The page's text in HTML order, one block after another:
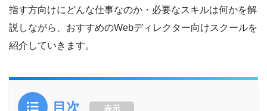
経歴
2013年｜KENスクール Webデザインコース受講（大学在学
2016年｜スマートキャンプ株式会社 メディア事業部 ビジネ
指す方向けにどんな仕事なのか・必要なスキルは何かを解
説しながら、おすすめのWebディレクター向けスクールを
紹介していきます。
目次 表示